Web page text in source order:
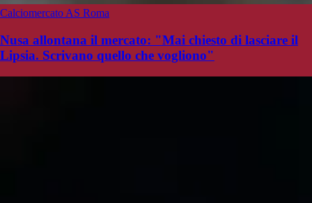
Calciomercato AS Roma
Nusa allontana il mercato: "Mai chiesto di lasciare il
Lipsia. Scrivano quello che vogliono"